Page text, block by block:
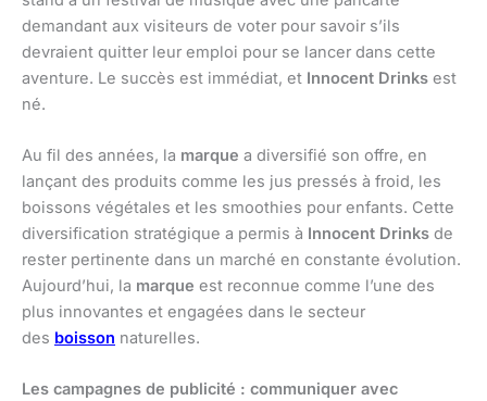
demandant aux visiteurs de voter pour savoir s’ils
devraient quitter leur emploi pour se lancer dans cette
aventure. Le succès est immédiat, et Innocent Drinks est
né.
Au fil des années, la marque a diversifié son offre, en
lançant des produits comme les jus pressés à froid, les
boissons végétales et les smoothies pour enfants. Cette
diversification stratégique a permis à Innocent Drinks de
rester pertinente dans un marché en constante évolution.
Aujourd’hui, la marque est reconnue comme l’une des
plus innovantes et engagées dans le secteur
des boisson naturelles.
Les campagnes de publicité : communiquer avec